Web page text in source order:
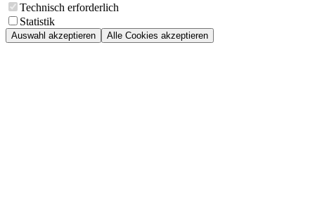
Technisch erforderlich
Statistik
Auswahl akzeptieren Alle Cookies akzeptieren